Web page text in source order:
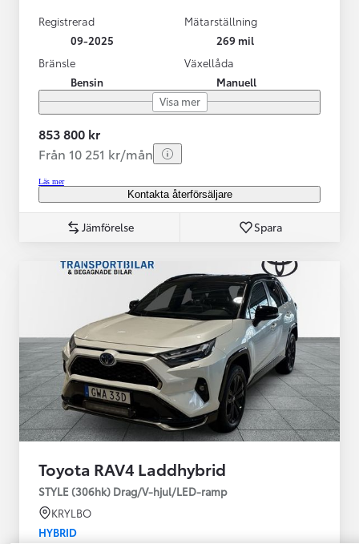
Registrerad
09-2025
Mätarställning
269 mil
Bränsle
Bensin
Växellåda
Manuell
Visa mer
853 800 kr
Från 10 251 kr/mån
Läs mer
Kontakta återförsäljare
Jämförelse Spara
Toyota RAV4 Laddhybrid
STYLE (306hk) Drag/V-hjul/LED-ramp
KRYLBO
HYBRID